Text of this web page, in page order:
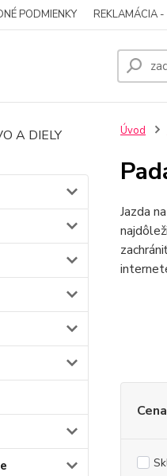
PODMIENKY REKLAMÁCIA
A DIELY
Úvod
Jazda